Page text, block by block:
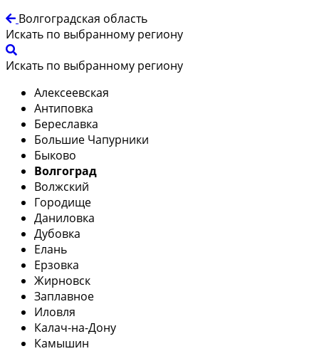
Волгоградская область
Искать по выбранному региону
Искать по выбранному региону
Алексеевская
Антиповка
Береславка
Большие Чапурники
Быково
Волгоград
Волжский
Городище
Даниловка
Дубовка
Елань
Ерзовка
Жирновск
Заплавное
Иловля
Калач-на-Дону
Камышин